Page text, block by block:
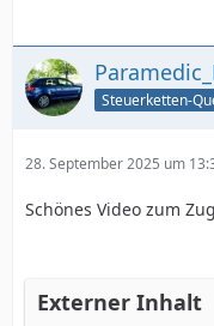
Steuerketten-
28. September 2025 um
Schönes Video zum
Externer Inhalt